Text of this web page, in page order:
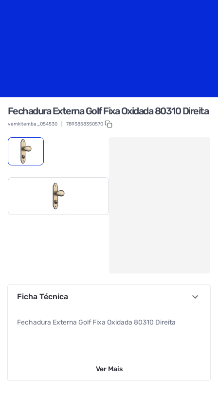
Fechadura Externa Golf Fixa Oxidada 80310 Direita
vemkitemba_054530 7893858350570
Ficha Técnica
Fechadura Externa Golf Fixa Oxidada 80310 Direita
Ver Mais